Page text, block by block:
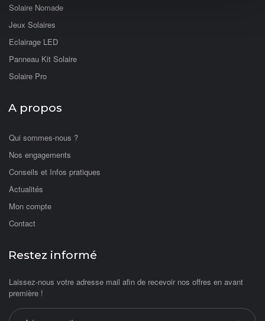
Solaire Nomade
Jeux Solaires
Eclairage LED
Panneau Kit Solaire
Solaire Pro
A propos
Qui sommes-nous ?
Nos engagements
Conseils et Infos pratiques
Actualités
Mon compte
Contact
Restez informé
Laissez-nous votre adresse mail afin de recevoir nos offres en avant
première !
Adresse email